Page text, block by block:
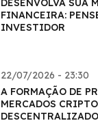
DESENVOLVA SUA
FINANCEIRA:
INVESTIDOR
22/07/2026 - 23:30
A FORMAÇÃO DE
MERCADOS CRIPTO